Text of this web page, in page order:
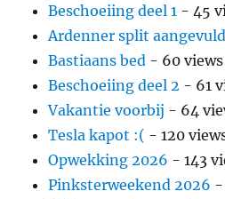
Beschoeiing deel 1 - 45
Ardenner split aangevuld
Bastiaans bed - 60 views
Beschoeiing deel 2 - 61
Vakantie voorbij - 64
Tesla kapot :( - 120
Opwekking 2026 - 143
Pinksterweekend 2026 -